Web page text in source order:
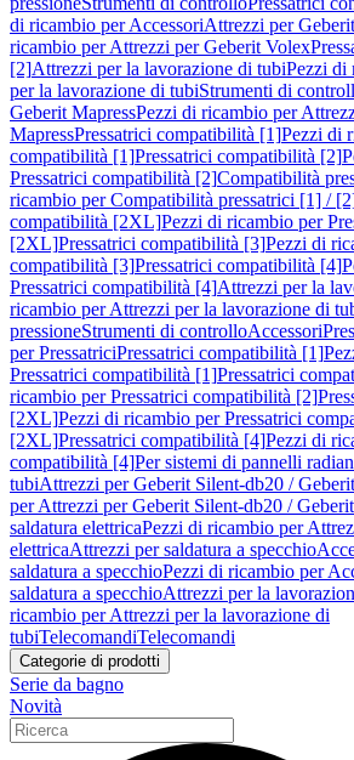
di ricambio per AccessoriAttrezzi per
ricambio per Attrezzi per Geberit Volex
[2]Attrezzi per la lavorazione di tubiPezzi di
per la lavorazione di tubiStrumenti di
Geberit MapressPezzi di ricambio per
MapressPressatrici compatibilità [1]Pezzi di
compatibilità [1]Pressatrici compatibilità [2]
Pressatrici compatibilità [2]Compatibilità
ricambio per Compatibilità pressatrici [1] /
compatibilità [2XL]Pezzi di ricambio per
[2XL]Pressatrici compatibilità [3]Pezzi di
compatibilità [3]Pressatrici compatibilità [4]
Pressatrici compatibilità [4]Attrezzi per la
ricambio per Attrezzi per la lavorazione di
pressioneStrumenti di controlloAccessori
per PressatriciPressatrici compatibilità [1]
Pressatrici compatibilità [1]Pressatrici
ricambio per Pressatrici compatibilità [2]
[2XL]Pezzi di ricambio per Pressatrici
[2XL]Pressatrici compatibilità [4]Pezzi di
compatibilità [4]Per sistemi di pannelli
tubiAttrezzi per Geberit Silent-db20 /
per Attrezzi per Geberit Silent-db20 /
saldatura elettricaPezzi di ricambio per
elettricaAttrezzi per saldatura a specchio
saldatura a specchioPezzi di ricambio per
saldatura a specchioAttrezzi per la
ricambio per Attrezzi per la lavorazione di
tubiTelecomandiTelecomandi
Categorie di prodotti
Serie da bagno
Novità